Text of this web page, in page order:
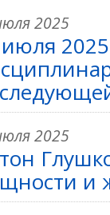
2025
2025
2025
и